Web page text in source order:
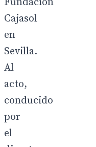
Cajasol
en
Sevilla.
Al
acto,
conducido
por
el